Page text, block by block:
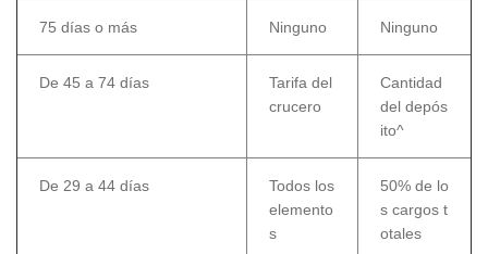
75 días o más Ninguno Ninguno
De 45 a 74 días
Tarifa del
crucero
Cantidad
del depós
ito^
De 29 a 44 días
Todos los
elemento
s
50% de lo
s cargos t
otales